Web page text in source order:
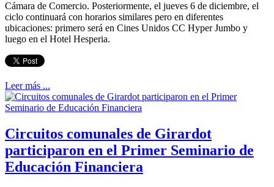
Cámara de Comercio. Posteriormente, el jueves 6 de diciembre, el
ciclo continuará con horarios similares pero en diferentes
ubicaciones: primero será en Cines Unidos CC Hyper Jumbo y
luego en el Hotel Hesperia.
Leer más ...
Circuitos comunales de Girardot
participaron en el Primer Seminario de
Educación Financiera